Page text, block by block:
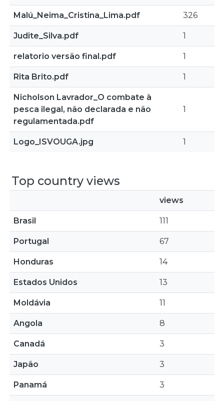
Malú_Neima_Cristina_Lima.pdf 326
Judite_Silva.pdf 1
relatorio versão final.pdf 1
Rita Brito.pdf 1
Nicholson Lavrador_O combate à
pesca ilegal, não declarada e não
regulamentada.pdf
1
Logo_ISVOUGA.jpg 1
Top country views
views
Brasil 111
Portugal 67
Honduras 14
Estados Unidos 13
Moldávia 11
Angola 8
Canadá 3
Japão 3
Panamá 3